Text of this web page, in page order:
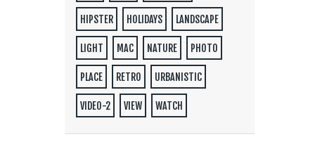
HIPSTER HOLIDAYS LANDSCAPE
LIGHT MAC NATURE PHOTO
PLACE RETRO URBANISTIC
VIDEO-2 VIEW WATCH